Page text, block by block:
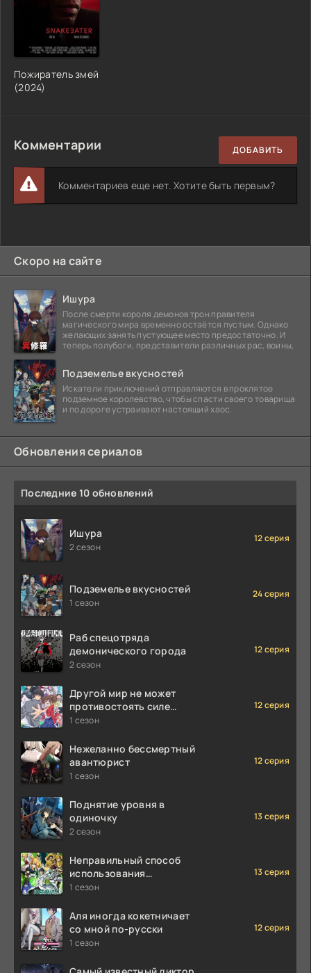
Пожиратель змей
(2024)
Комментарии ДОБАВИТЬ
Комментариев еще нет. Хотите быть первым?
Скоро на сайте
Ишура
После смерти короля демонов трон правителя
магического мира временно остаётся пустым. Однако
желающих занять пустующее место предостаточно. И
теперь полубоги, представители различных рас, воины,
Подземелье вкусностей
Искатели приключений отправляются в проклятое
подземное королевство, чтобы спасти своего товарища
и по дороге устраивают настоящий хаос.
Обновления сериалов
Последние 10 обновлений
Ишура
2 сезон
12 серия
Подземелье вкусностей
1 сезон
24 серия
Раб спецотряда
демонического города
2 сезон
12 серия
Другой мир не может
противостоять силе
мгновенной смерти
1 сезон
12 серия
Нежеланно бессмертный
авантюрист
1 сезон
12 серия
Поднятие уровня в
одиночку
2 сезон
13 серия
Неправильный способ
использования
исцеляющей магии
1 сезон
13 серия
Аля иногда кокетничает
со мной по-русски
1 сезон
12 серия